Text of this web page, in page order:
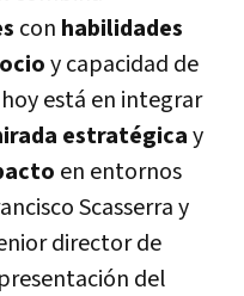
con habilidades
y capacidad de
está en integrar
estratégicay
en entornos
Scasserra y
director de
del